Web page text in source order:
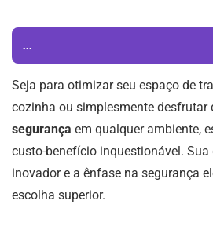
...
Seja para otimizar seu espaço de
cozinha ou simplesmente desfrutar
segurança em qualquer ambiente,
custo-benefício inquestionável.
inovador e a ênfase na segurança
escolha superior.